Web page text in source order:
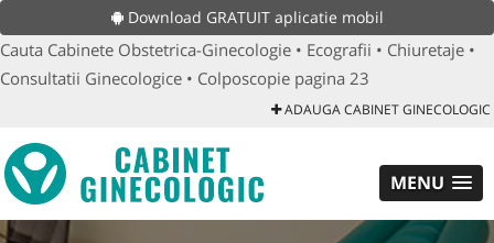
Download GRATUIT aplicatie mobil
Cauta Cabinete Obstetrica-Ginecologie • Ecografii • Chiuretaje •
Consultatii Ginecologice • Colposcopie pagina 23
ADAUGA CABINET GINECOLOGIC
MENU